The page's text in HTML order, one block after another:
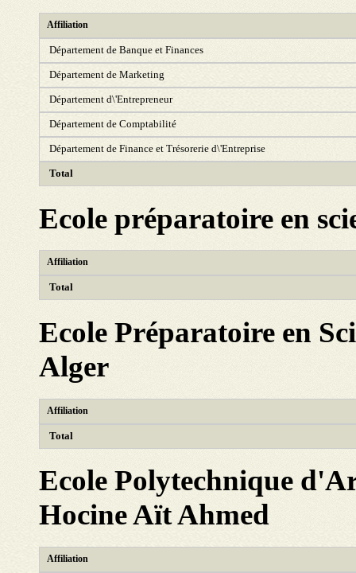
Affiliation
Département de Banque et Finances
Département de Marketing
Département d\'Entrepreneur
Département de Comptabilité
Département de Finance et Trésorerie d\'Entreprise
Total
Ecole préparatoire en
Affiliation
Total
Ecole Préparatoire en
Alger
Affiliation
Total
Ecole Polytechnique
Hocine Aït Ahmed
Affiliation